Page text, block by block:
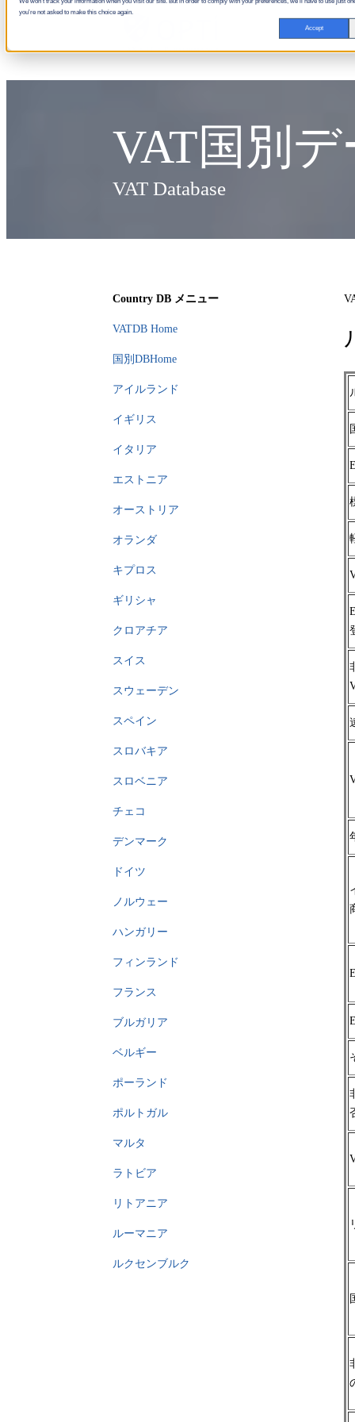
you're not asked to make this choice again.
Accept
VAT国別
VAT Database
Country DB メニュー
VATDB Home
国別DBHome
アイルランド
イギリス
イタリア
エストニア
オーストリア
オランダ
キプロス
ギリシャ
クロアチア
スイス
スウェーデン
スペイン
スロバキア
スロベニア
チェコ
デンマーク
ドイツ
ノルウェー
ハンガリー
フィンランド
フランス
ブルガリア
ベルギー
ポーランド
ポルトガル
マルタ
ラトビア
リトアニア
ルーマニア
ルクセンブルク